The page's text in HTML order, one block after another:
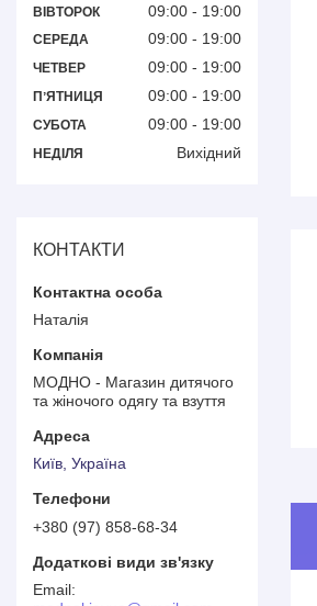
ВІВТОРОК 09:00 19:00
СЕРЕДА 09:00 19:00
ЧЕТВЕР 09:00 19:00
ПʼЯТНИЦЯ 09:00 19:00
СУБОТА 09:00 19:00
НЕДІЛЯ Вихідний
КОНТАКТИ
Наталія
МОДНО - Магазин дитячого
та жіночого одягу та взуття
Київ, Україна
+380 (97) 858-68-34